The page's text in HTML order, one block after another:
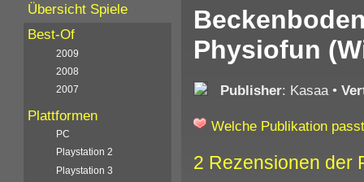
Physiofun
Publisher: Kasaa•
Welche Publikation
2 Rezensionen der
Übersicht Spiele
Best-Of
2009
2008
2007
Plattformen
PC
Playstation 2
Playstation 3